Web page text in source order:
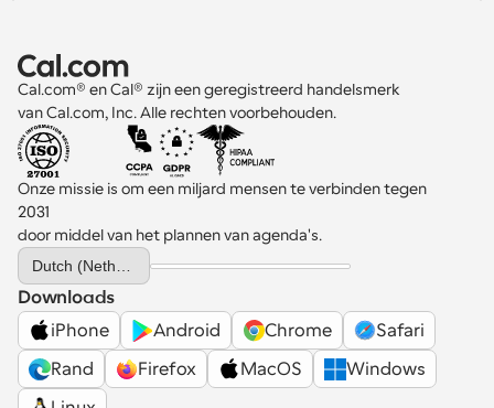
Cal.com® en Cal® zijn een geregistreerd handelsmerk
van Cal.com, Inc. Alle rechten voorbehouden.
Onze missie is om een miljard mensen te verbinden tegen
2031
door middel van het plannen van agenda's.
Select Language
Downloads
iPhone
Android Chrome
Safari
Rand
Firefox MacOS
Windows